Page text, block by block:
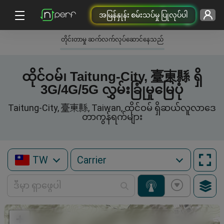
အမြန်နှုန်း စမ်းသပ်မှု ပြုလုပ်ပါ
တိုင်းတာမှု ဆက်လက်လုပ်ဆောင်နေသည်
ထိုင်ဝမ်၊ Taitung-City, 臺東縣 ရှိ
3G/4G/5G လွှမ်းခြုံမှုမြေပုံ
Taitung-City, 臺東縣, Taiwan, ထိုင်ဝမ် ရှိဆယ်လူလာဒေ
တာကွန်ရက်များ
TW